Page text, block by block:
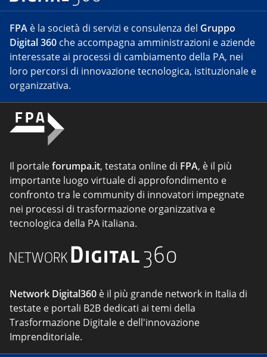
FPA è la società di servizi e consulenza del Gruppo
Digital 360 che accompagna amministrazioni e aziende
interessate ai processi di cambiamento della PA, nei
loro percorsi di innovazione tecnologica, istituzionale e
organizzativa.
Il portaleforumpa.it, testata online di FPA, è il più
importante luogo virtuale di approfondimento e
confronto tra le community di innovatori impegnate
nei processi di trasformazione organizzativa e
tecnologica della PA italiana.
Network Digital360 è il più grande network in Italia di
testate e portali B2B dedicati ai temi della
Trasformazione Digitale e dell'innovazione
Imprenditoriale.